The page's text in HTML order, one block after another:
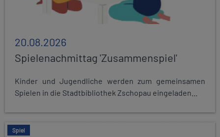
20.08.2026
Spielenachmittag 'Zusammenspiel'
Kinder und Jugendliche werden zum gemeinsamen
Spielen in die Stadtbibliothek Zschopau eingeladen...
Spiel